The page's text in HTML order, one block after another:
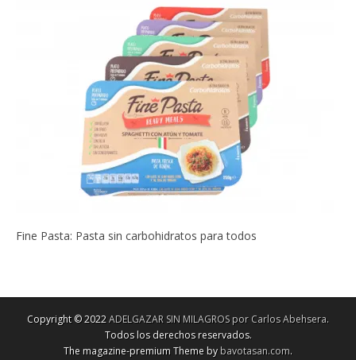
Fine Pasta: Pasta sin carbohidratos para todos
Copyright © 2022ADELGAZAR SIN MILAGROS por Carlos Abehsera.
Todos los derechos reservados.
The magazine-premium Theme bybavotasan.com.